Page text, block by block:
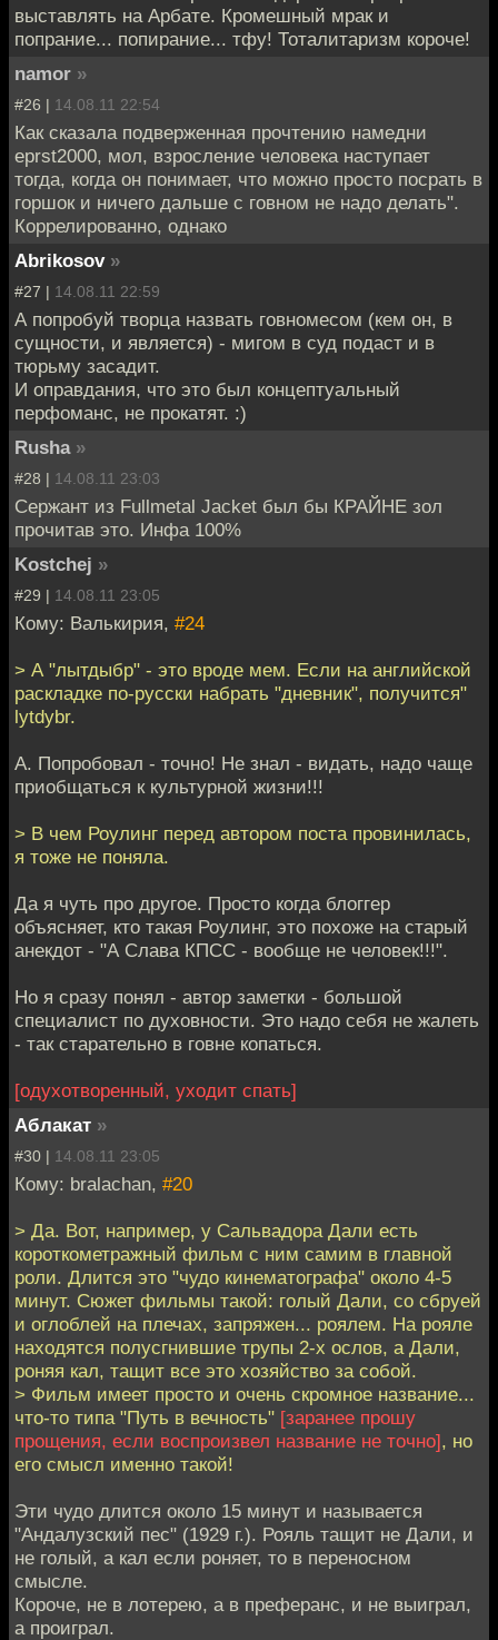
выставлять на Арбате. Кромешный мрак и
попрание... попирание... тфу! Тоталитаризм короче!
namor »
#26 | 14.08.11 22:54
Как сказала подверженная прочтению намедни
eprst2000, мол, взросление человека наступает
тогда, когда он понимает, что можно просто посрать в
горшок и ничего дальше с говном не надо делать".
Коррелированно, однако
Abrikosov »
#27 | 14.08.11 22:59
А попробуй творца назвать говномесом (кем он, в
сущности, и является) - мигом в суд подаст и в
тюрьму засадит.
И оправдания, что это был концептуальный
перфоманс, не прокатят. :)
Rusha »
#28 | 14.08.11 23:03
Сержант из Fullmetal Jacket был бы КРАЙНЕ зол
прочитав это. Инфа 100%
Kostchej »
#29 | 14.08.11 23:05
Кому: Валькирия, #24
> А "лытдыбр" - это вроде мем. Если на английской
раскладке по-русски набрать "дневник", получится"
lytdybr.
А. Попробовал - точно! Не знал - видать, надо чаще
приобщаться к культурной жизни!!!
> В чем Роулинг перед автором поста провинилась,
я тоже не поняла.
Да я чуть про другое. Просто когда блоггер
объясняет, кто такая Роулинг, это похоже на старый
анекдот - "А Слава КПСС - вообще не человек!!!".
Но я сразу понял - автор заметки - большой
специалист по духовности. Это надо себя не жалеть
- так старательно в говне копаться.
[одухотворенный, уходит спать]
Аблакат »
#30 | 14.08.11 23:05
Кому: bralachan, #20
> Да. Вот, например, у Сальвадора Дали есть
короткометражный фильм с ним самим в главной
роли. Длится это "чудо кинематографа" около 4-5
минут. Сюжет фильмы такой: голый Дали, со сбруей
и оглоблей на плечах, запряжен... роялем. На рояле
находятся полусгнившие трупы 2-х ослов, а Дали,
роняя кал, тащит все это хозяйство за собой.
> Фильм имеет просто и очень скромное название...
что-то типа "Путь в вечность" [заранее прошу
прощения, если воспроизвел название не точно], но
его смысл именно такой!
Эти чудо длится около 15 минут и называется
"Андалузский пес" (1929 г.). Рояль тащит не Дали, и
не голый, а кал если роняет, то в переносном
смысле.
Короче, не в лотерею, а в преферанс, и не выиграл,
а проиграл.